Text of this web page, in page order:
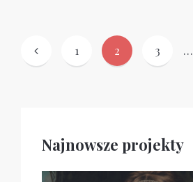
Stronicowanie
wpisów
1 2 3 …
Najnowsze projekty